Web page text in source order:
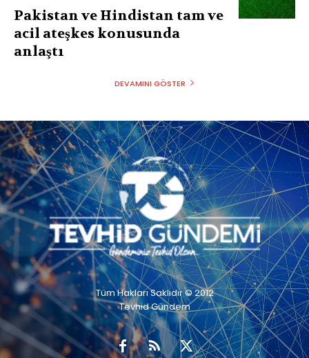
Pakistan ve Hindistan tam ve
acil ateşkes konusunda
anlaştı
DEVAMINI GÖSTER
Tüm Hakları Saklıdır © 2012
Tevhid Gündem